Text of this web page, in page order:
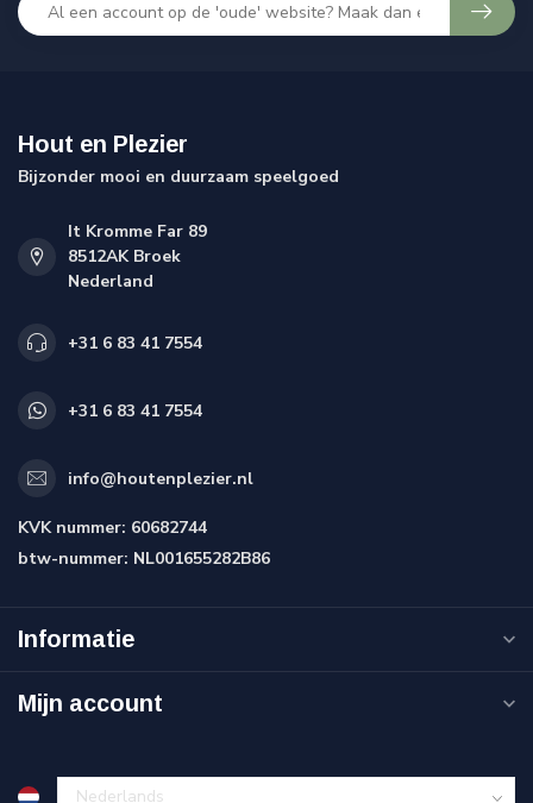
Hout en Plezier
Bijzonder mooi en duurzaam speelgoed
It Kromme Far 89
8512AK Broek
Nederland
+31 6 83 41 7554
+31 6 83 41 7554
info@houtenplezier.nl
KVK nummer: 60682744
btw-nummer: NL001655282B86
Informatie
Mijn account